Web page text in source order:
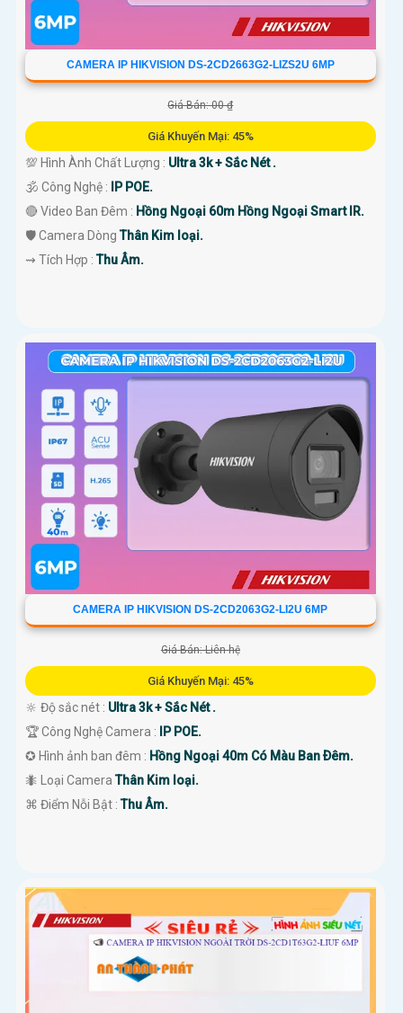
CAMERA IP HIKVISION DS-2CD2663G2-LIZS2U 6MP
Giá Bán: 00 ₫
Giá Khuyến Mại: 45%
💯 Hình Ành Chất Lượng : Ultra 3k + Sắc Nét .
🕉️ Công Nghệ :
IP POE.
🔴 Video Ban Đêm : Hồng Ngoại 60m Hồng Ngoại Smart IR.
🛡 Camera DòngThân Kim loại.
️⇝ Tích Hợp :Thu Âm.
CAMERA IP HIKVISION DS-2CD2063G2-LI2U 6MP
Giá Bán: Liên hệ
Giá Khuyến Mại: 45%
🔆 Độ sắc nét : Ultra 3k + Sắc Nét .
🏆 Công Nghệ Camera :
IP POE.
✪ Hình ảnh ban đêm : Hồng Ngoại 40m Có Màu Ban Ðêm.
🐜 Loại CameraThân Kim loại.
️⌘ Điểm Nỗi Bật :Thu Âm.